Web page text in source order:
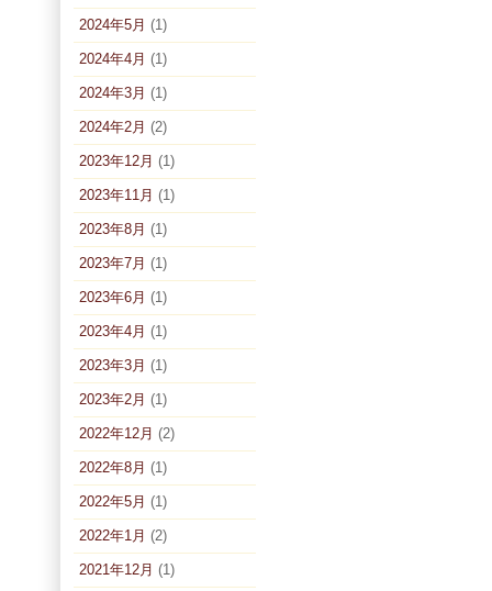
2024年5月 (1)
2024年4月 (1)
2024年3月 (1)
2024年2月 (2)
2023年12月 (1)
2023年11月 (1)
2023年8月 (1)
2023年7月 (1)
2023年6月 (1)
2023年4月 (1)
2023年3月 (1)
2023年2月 (1)
2022年12月 (2)
2022年8月 (1)
2022年5月 (1)
2022年1月 (2)
2021年12月 (1)